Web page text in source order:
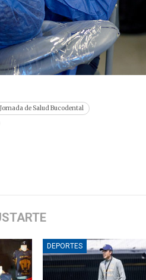
Jornada de Salud Bucodental
DEPORTES